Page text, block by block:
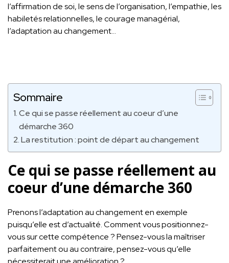
l’affirmation de soi, le sens de l’organisation, l’empathie, les
habiletés relationnelles, le courage managérial,
l’adaptation au changement…
Sommaire
Ce qui se passe réellement au coeur d’une
démarche 360
La restitution : point de départ au changement
Ce qui se passe réellement au
coeur d’une démarche 360
Prenons l’adaptation au changement en exemple
puisqu’elle est d’actualité. Comment vous positionnez-
vous sur cette compétence ? Pensez-vous la maîtriser
parfaitement ou au contraire, pensez-vous qu’elle